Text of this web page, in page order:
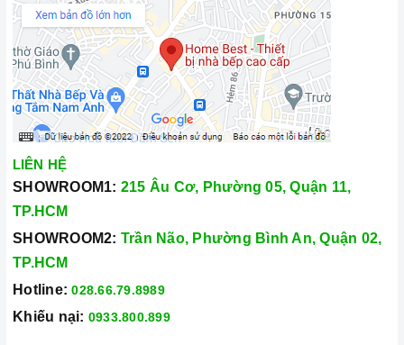
LIÊN HỆ
SHOWROOM1: 215 Âu Cơ, Phường 05, Quận 11,
TP.HCM
SHOWROOM2: Trần Não, Phường Bình An, Quận 02,
TP.HCM
Hotline: 028.66.79.8989
Khiếu nại: 0933.800.899